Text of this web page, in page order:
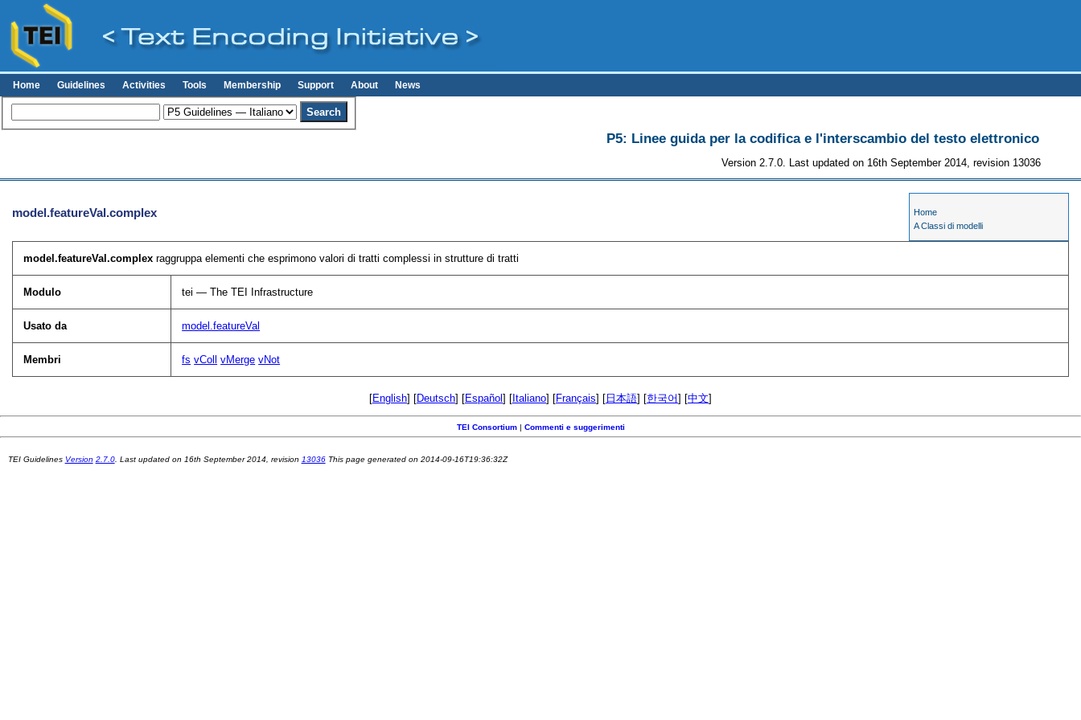
Home Guidelines Activities Tools Membership Support About News
P5: Linee guida per la codifica e l'interscambio del testo elettronico
Version 2.7.0. Last updated on 16th September 2014, revision 13036
Home
A Classi di modelli
model.featureVal.complex
model.featureVal.complex raggruppa elementi che esprimono valori di tratti complessi in strutture di tratti
Modulo tei — The TEI Infrastructure
Usato da model.featureVal
Membri fs vColl vMerge vNot
[English] [Deutsch] [Español] [Italiano] [Français] [日本語] [한국어] [中文]
TEI Consortium| Commenti e suggerimenti
TEI Guidelines Version 2.7.0. Last updated on 16th September 2014 , revision 13036This page generated on 2014-09-16T19:36:32Z